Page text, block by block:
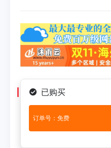
已购买
订单号：免费